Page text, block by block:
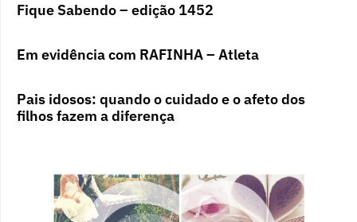
Fique Sabendo – edição 1452
Em evidência com RAFINHA – Atleta
Pais idosos: quando o cuidado e o afeto dos
filhos fazem a diferença